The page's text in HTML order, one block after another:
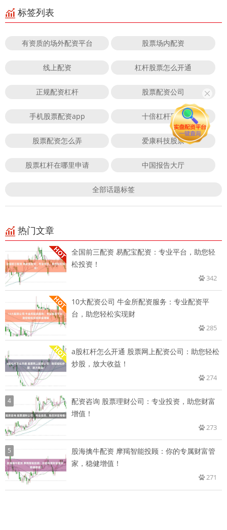
标签列表
有资质的场外配资平台 股票场内配资
线上配资 杠杆股票怎么开通
正规配资杠杆 股票配资公司
手机股票配资app 十倍杠杆平台
股票配资怎么弄 爱康科技股票
股票杠杆在哪里申请 中国报告大厅
全部话题标签
热门文章
全国前三配资 易配宝配资：专业平台，助您轻
松投资！
342
10大配资公司 牛金所配资服务：专业配资平
台，助您轻松实现财
285
a股杠杆怎么开通 股票网上配资公司：助您轻松
炒股，放大收益！
274
4
配资咨询 股票理财公司：专业投资，助您财富
增值！
273
5
股海擒牛配资 摩羯智能投顾：你的专属财富管
家，稳健增值！
271